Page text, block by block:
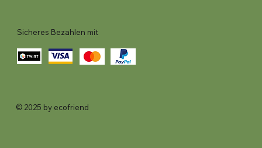
Sicheres Bezahlen mit
© 2025 by ecofriend